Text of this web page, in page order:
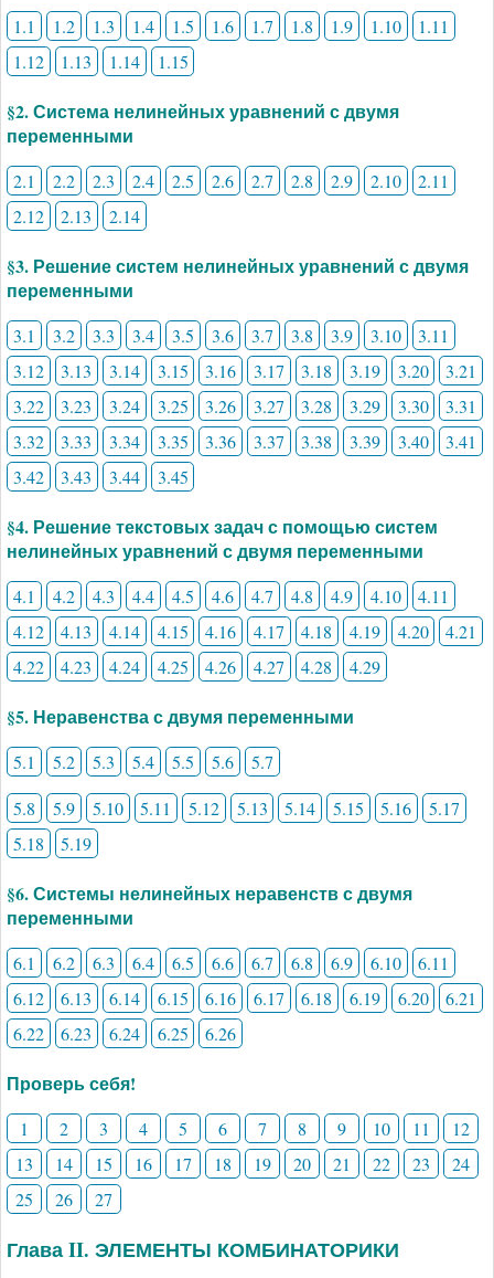
1.1 1.2 1.3 1.4 1.5 1.6 1.7 1.8 1.9 1.10
1.11
1.12
1.13 1.14 1.15
§2. Система нелинейных уравнений с двумя
переменными
2.1 2.2 2.3 2.4 2.5 2.6 2.7 2.8 2.9 2.10
2.11
2.12
2.13 2.14
§3. Решение систем нелинейных уравнений с двумя
переменными
3.1 3.2 3.3 3.4 3.5 3.6 3.7 3.8 3.9 3.10
3.11
3.12
3.13 3.14 3.15 3.16 3.17 3.18 3.19 3.20
3.21
3.22
3.23 3.24 3.25 3.26 3.27 3.28 3.29 3.30
3.31
3.32
3.33 3.34 3.35 3.36 3.37 3.38 3.39 3.40
3.41
3.42
3.43 3.44 3.45
§4. Решение текстовых задач с помощью систем
нелинейных уравнений с двумя переменными
4.1 4.2 4.3 4.4 4.5 4.6 4.7 4.8 4.9 4.10
4.11
4.12
4.13 4.14 4.15 4.16 4.17 4.18 4.19 4.20
4.21
4.22
4.23 4.24 4.25 4.26 4.27 4.28 4.29
§5. Неравенства с двумя переменными
5.1 5.2 5.3 5.4 5.5 5.6
5.7
5.8
5.9 5.10 5.11 5.12 5.13 5.14 5.15 5.16
5.17
5.18
5.19
§6. Системы нелинейных неравенств с двумя
переменными
6.1 6.2 6.3 6.4 6.5 6.6 6.7 6.8 6.9 6.10
6.11
6.12
6.13 6.14 6.15 6.16 6.17 6.18 6.19 6.20
6.21
6.22
6.23 6.24 6.25 6.26
Проверь себя!
1 2 3 4 5 6 7 8 9 10 11
12
13
14 15 16 17 18 19 20 21 22 23
24
25
26 27
Глава II. ЭЛЕМЕНТЫ КОМБИНАТОРИКИ